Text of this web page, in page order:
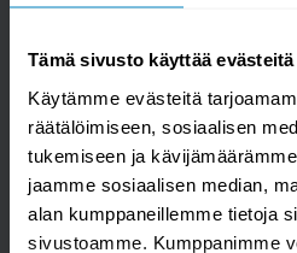
Tämä sivusto käyttää evästeitä
Käytämme evästeitä
räätälöimiseen, sosiaalisen
tukemiseen ja
jaamme sosiaalisen median,
alan kumppaneillemme tietoja
sivustoamme. Kumppanimme
Kysy kysymys
Dreams sänky